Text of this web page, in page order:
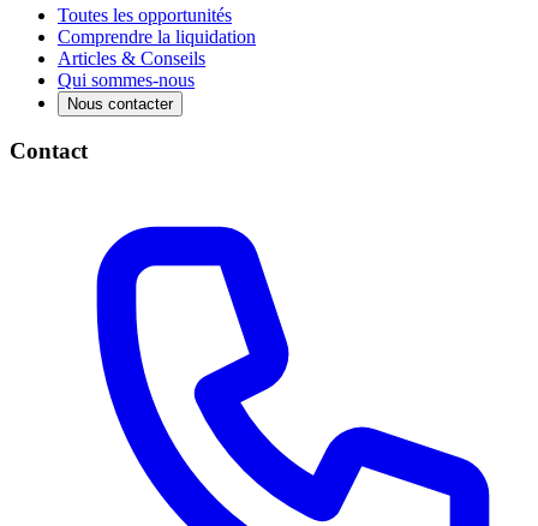
Toutes les opportunités
Comprendre la liquidation
Articles & Conseils
Qui sommes-nous
Nous contacter
Contact